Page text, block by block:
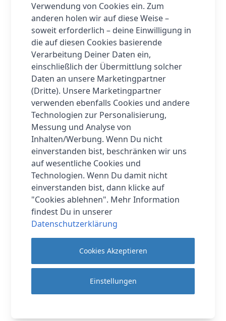
Genieße den kraftvollen Sound des
OnePlus Pad 3 mit seinenacht
Lautsprechern– vier Hochtönerund
vier Tieftönersorgen für ein
immersives Klangerlebnis. Ob beim
Filmabend oder beim Musikhören, die
Audioqualität wird dich begeistern.
Ergänzt durchzwei Mikrofone, ist
dieser Tablet-PC ideal für Anrufe oder
Sprachsteuerung.
Das OnePlus Pad 3 bietet mit einem
12140 mAh Akku , der mit80W
Schnellladungauflädt, eine lange
Laufzeit – perfekt für lange Tage und
intensives Arbeiten. Wenn du mal
schnell aufladen musst, bist du in
kürzester Zeit wieder einsatzbereit!
Dank modernsterBluetooth Audio-
TechnologienwieSBC, AAC, aptX,
aptX HD, LDACundLDHCerreichst du
drahtlos. Mit Unterstützung für
Verwendung von Cookies ein. Zum
anderen holen wir auf diese Weise –
soweit erforderlich – deine Einwilligung in
die auf diesen Cookies basierende
Verarbeitung Deiner Daten ein,
einschließlich der Übermittlung solcher
Daten an unsere Marketingpartner
(Dritte). Unsere Marketingpartner
verwenden ebenfalls Cookies und andere
Technologien zur Personalisierung,
Messung und Analyse von
Inhalten/Werbung. Wenn Du nicht
einverstanden bist, beschränken wir uns
auf wesentliche Cookies und
Technologien. Wenn Du damit nicht
einverstanden bist, dann klicke auf
"Cookies ablehnen". Mehr Information
findest Du in unserer
Datenschutzerklärung
Cookies Akzeptieren
Einstellungen